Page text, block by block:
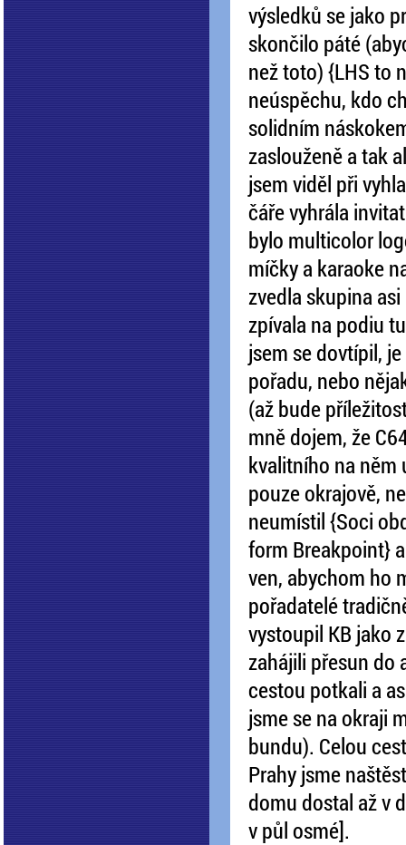
výsledků se jako
skončilo páté
než toto) {LHS to
neúspěchu, kdo
solidním
zaslouženě a tak
jsem viděl při
čáře vyhrála
bylo multicolor
míčky a karaoke
zvedla skupina
zpívala na podiu
jsem se dovtípil,
pořadu, nebo
(až bude
mně dojem, že
kvalitního na něm
pouze okrajově,
neumístil {Soci
form Breakpoint}
ven, abychom ho
pořadatelé
vystoupil KB jako
zahájili přesun do
cestou potkali a
jsme se na okraji
bundu). Celou
Prahy jsme
domu dostal až v
v půl osmé].